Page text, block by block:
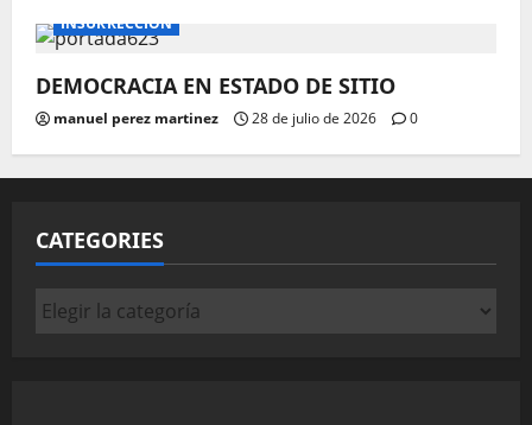
INSURRECCIÓN
DEMOCRACIA EN ESTADO DE SITIO
manuel perez martinez 28 de julio de 2026 0
CATEGORIES
Categories